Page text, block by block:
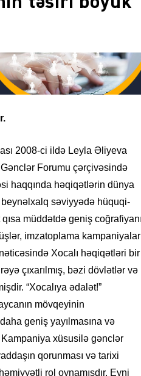
2008-ci ildə Leyla Əliyeva
Forumu çərçivəsində
haqqında həqiqətlərin dünya
beynəlxalq səviyyədə hüquqi-
müddətdə geniş coğrafiyanı
imzatoplama
Xocalı həqiqətləri bir
çıxarılmış, bəzi dövlətlər və
“Xocalıya ədalət!”
mövqeyinin
geniş yayılmasına və
xüsusilə gənclər
qorunması və tarixi
rol oynamışdır. Eyni